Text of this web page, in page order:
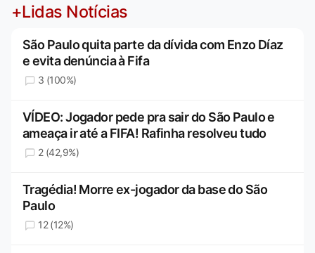
+Lidas Notícias
São Paulo quita parte da dívida com Enzo Díaz
e evita denúncia à Fifa
3 (100%)
VÍDEO: Jogador pede pra sair do São Paulo e
ameaça ir até a FIFA! Rafinha resolveu tudo
2 (42,9%)
Tragédia! Morre ex-jogador da base do São
Paulo
12 (12%)